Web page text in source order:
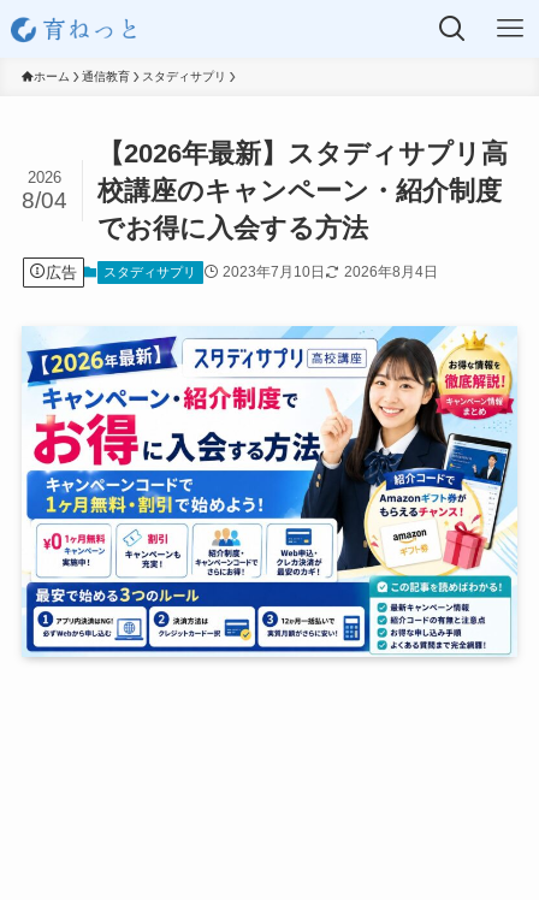
ホーム 通信教育 スタディサプリ
【2026年最新】スタディサプリ高
校講座のキャンペーン・紹介制度
でお得に入会する方法
2026
8/04
広告 スタディサプリ 2023年7月10日 2026年8月4日